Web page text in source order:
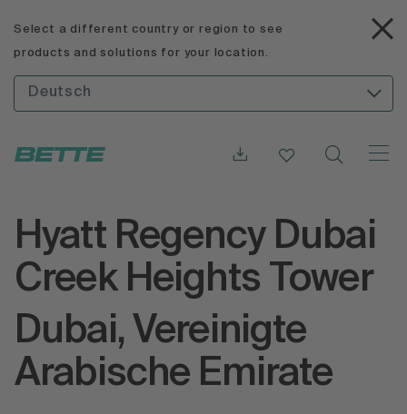
Select a different country or region to see
products and solutions for your location.
Deutsch
Hyatt Regency Dubai
Creek Heights Tower
Dubai, Vereinigte
Arabische Emirate